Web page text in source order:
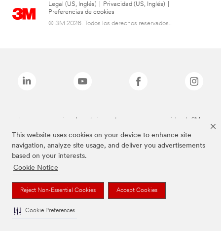
This website uses cookies on your device to enhance site
navigation, analyze site usage, and deliver you advertisements
based on your interests.
Cookie Notice
Reject Non-Essential Cookies Accept Cookies
Cookie Preferences
Legal (US, Inglés) Privacidad (US, Inglés)
Preferencias de cookies
© 3M 2026. Todos los derechos reservados..
Las marcas mencionadas anteriormente son marcas comerciales de 3M.